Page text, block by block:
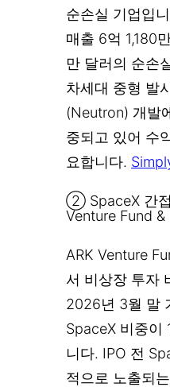
순손실 기업입
매출 6억 1,180
만 달러의 순손
차세대 중형 발
(Neutron) 개발
중되고 있어 수
요합니다.
② SpaceX 간
Venture Fund &
ARK Venture
서 비상장 투자
2026년 3월 말
SpaceX 비중이
니다. IPO 전
적으로 노출되